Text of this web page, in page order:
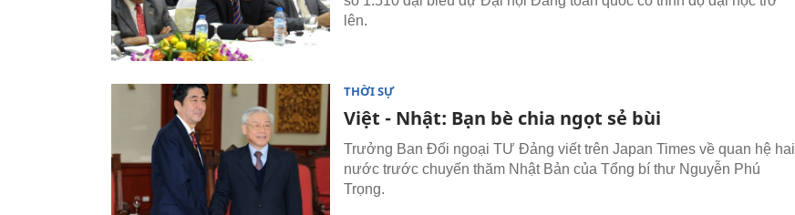
lên.
THỜI SỰ
Việt - Nhật: Bạn bè chia ngọt sẻ bùi
Trưởng Ban Đối ngoại TƯ Đảng viết trên Japan Times về quan hệ hai
nước trước chuyến thăm Nhật Bản của Tổng bí thư Nguyễn Phú
Trọng.